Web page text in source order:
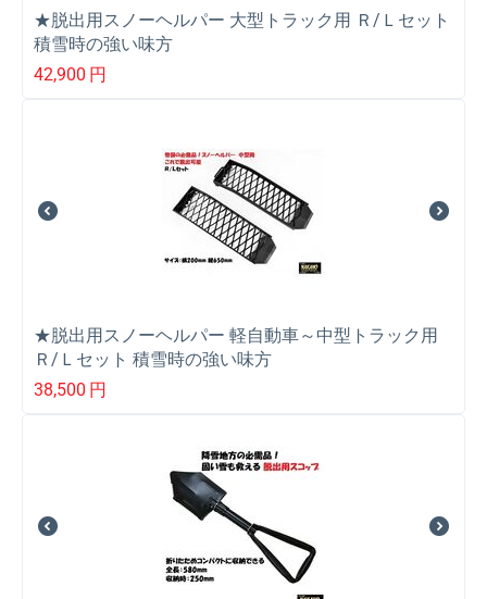
★脱出用スノーヘルパー 大型トラック用 Ｒ/Ｌセット
積雪時の強い味方
42,900 円
★脱出用スノーヘルパー 軽自動車～中型トラック用
Ｒ/Ｌセット 積雪時の強い味方
38,500 円